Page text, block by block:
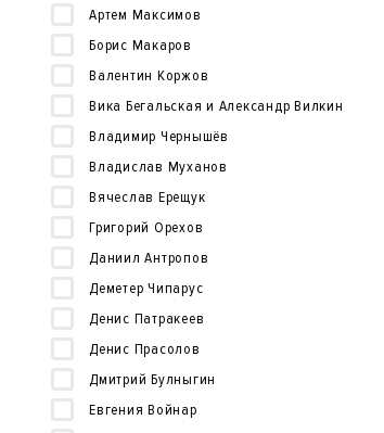
Артем Максимов
Борис Макаров
Валентин Коржов
Вика Бегальская и Александр Вилкин
Владимир Чернышёв
Владислав Муханов
Вячеслав Ерещук
Григорий Орехов
Даниил Антропов
Деметер Чипарус
Денис Патракеев
Денис Прасолов
Дмитрий Булныгин
Евгения Войнар